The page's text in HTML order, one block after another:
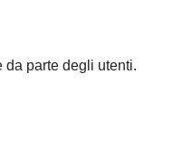
parte degli utenti.